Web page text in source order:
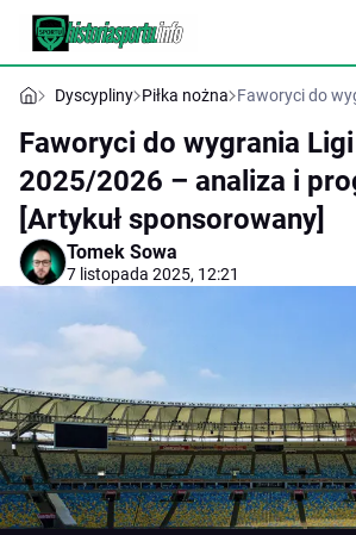
Dyscypliny Piłka nożna Faworyci do
Faworyci do wygrania
2025/2026 – analiza i
[Artykuł sponsorowany]
Tomek Sowa
7 listopada 2025, 12:21